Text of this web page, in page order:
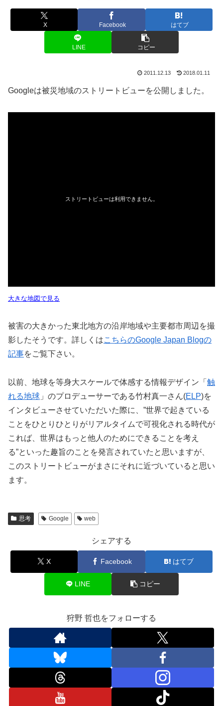
X Facebook はてブ
LINE コピー
2011.12.13 2018.01.11
Googleは被災地域のストリートビューを公開しました。
大きな地図で見る
被害の大きかった東北地方の沿岸地域や主要都市周辺を撮
影したそうです。詳しくはこちらのGoogle Japan Blogの
記事をご覧下さい。
以前、地球を等身大スケールで体感する情報デザイン「 触
れる地球 」のプロデューサーである竹村真一さん(ELP)を
インタビューさせていただいた際に、”世界で起きている
ことをひとりひとりがリアルタイムで可視化される時代が
これば、世界はもっと他人のためにできることを考え
る”といった趣旨のことを発言されていたと思いますが、
このストリートビューがまさにそれに近づいていると思い
ます。
思考 Google web
シェアする
X Facebook はてブ
LINE コピー
狩野 哲也をフォローする